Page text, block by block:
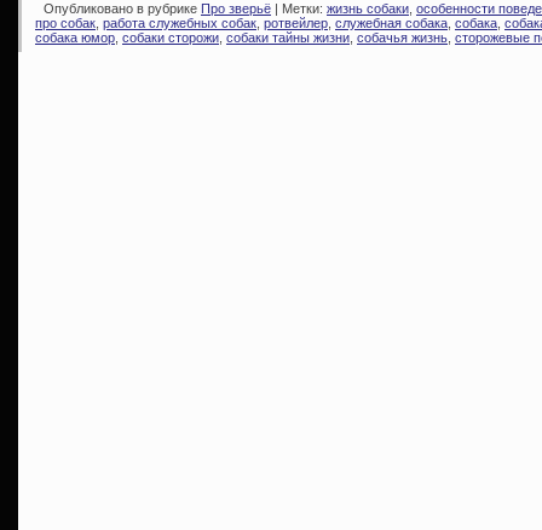
Опубликовано в рубрике Про зверьё | Метки: жизнь собаки особенности
про собак работа служебных собак ротвейлер служебная собака собака
собака юмор собаки сторожи собаки тайны жизни собачья жизнь сторожевые